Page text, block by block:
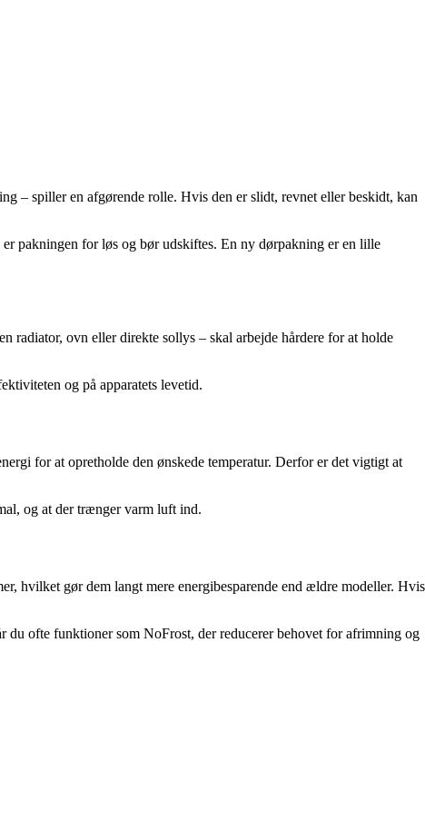
– spiller en afgørende rolle. Hvis den er slidt, revnet eller beskidt, kan
pakningen for løs og bør udskiftes. En ny dørpakning er en lille
radiator, ovn eller direkte sollys – skal arbejde hårdere for at holde
og på apparatets levetid.
for at opretholde den ønskede temperatur. Derfor er det vigtigt at
og at der trænger varm luft ind.
hvilket gør dem langt mere energibesparende end ældre modeller. Hvis
ofte funktioner som NoFrost, der reducerer behovet for afrimning og